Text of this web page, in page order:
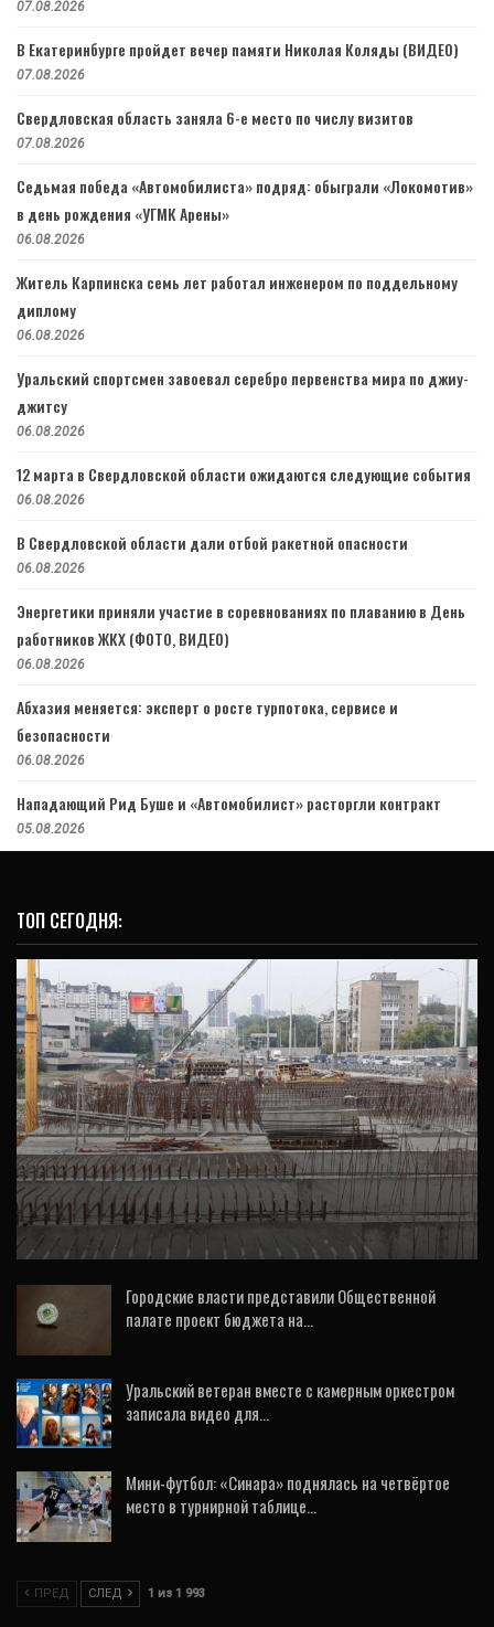
07.08.2026
В Екатеринбурге пройдет вечер памяти Николая Коляды (ВИДЕО)
07.08.2026
Свердловская область заняла 6-е место по числу визитов
07.08.2026
Седьмая победа «Автомобилиста» подряд: обыграли «Локомотив»
в день рождения «УГМК Арены»
06.08.2026
Житель Карпинска семь лет работал инженером по поддельному
диплому
06.08.2026
Уральский спортсмен завоевал серебро первенства мира по джиу-
джитсу
06.08.2026
12 марта в Свердловской области ожидаются следующие события
06.08.2026
В Свердловской области дали отбой ракетной опасности
06.08.2026
Энергетики приняли участие в соревнованиях по плаванию в День
работников ЖКХ (ФОТО, ВИДЕО)
06.08.2026
Абхазия меняется: эксперт о росте турпотока, сервисе и
безопасности
06.08.2026
Нападающий Рид Буше и «Автомобилист» расторгли контракт
05.08.2026
ТОП СЕГОДНЯ:
ТРАНСПОРТ
Рустам Галямов проконтролировал ход
работ на важнейших объектах дорожной
сети
Городские власти представили Общественной
палате проект бюджета на…
Уральский ветеран вместе с камерным оркестром
записала видео для…
Мини-футбол: «Синара» поднялась на четвёртое
место в турнирной таблице…
ПРЕД СЛЕД 1 из 1 993